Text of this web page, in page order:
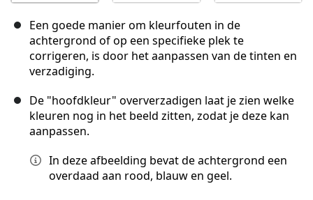
Een goede manier om kleurfouten in de
achtergrond of op een specifieke plek te
corrigeren, is door het aanpassen van de tinten en
verzadiging.
De "hoofdkleur" oververzadigen laat je zien welke
kleuren nog in het beeld zitten, zodat je deze kan
aanpassen.
In deze afbeelding bevat de achtergrond een
overdaad aan rood, blauw en geel.